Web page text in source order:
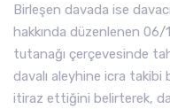
Birleşen davada ise
hakkında düzenlenen
tutanağı çerçevesinde
davalı aleyhine icra takibi
itiraz ettiğini belirterek,